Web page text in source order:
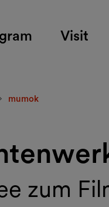
Visit
mumok
zum